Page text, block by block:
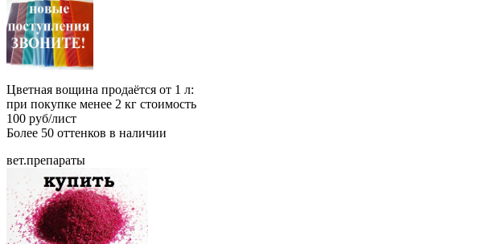
Цветная вощина продаётся от 1 л:
при покупке менее 2 кг стоимость
100 руб/лист
Более 50 оттенков в наличии
вет.препараты